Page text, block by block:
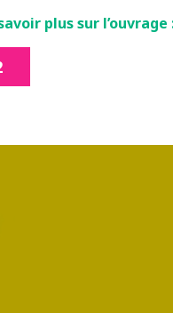
plus sur l’ouvrage